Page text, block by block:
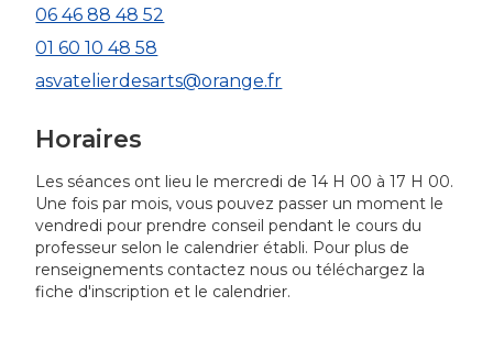
06 46 88 48 52
01 60 10 48 58
asvatelierdesarts@orange.fr
Horaires
Les séances ont lieu le mercredi de 14 H 00 à 17 H 00.
Une fois par mois, vous pouvez passer un moment le
vendredi pour prendre conseil pendant le cours du
professeur selon le calendrier établi. Pour plus de
renseignements contactez nous ou téléchargez la
fiche d'inscription et le calendrier.